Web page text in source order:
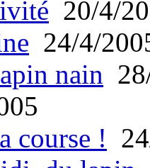
20/4/
24/4/
nain
course !